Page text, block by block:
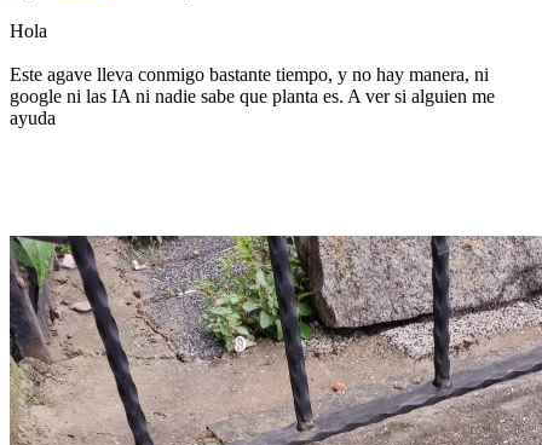
Hola
Este agave lleva conmigo bastante tiempo, y no hay manera, ni
google ni las IA ni nadie sabe que planta es. A ver si alguien me
ayuda